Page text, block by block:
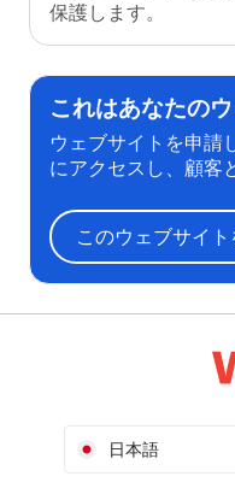
保護します。
これはあなたの
ウェブサイトを申請
にアクセスし、顧客
このウェブサイ
日本語